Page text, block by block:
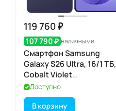
119 760 ₽
107 790 ₽ наличными
Смартфон Samsung
Galaxy S26 Ultra, 16/1 ТБ,
Cobalt Violet
(кобальтовый
фиолетовый)
Доступно
В корзину